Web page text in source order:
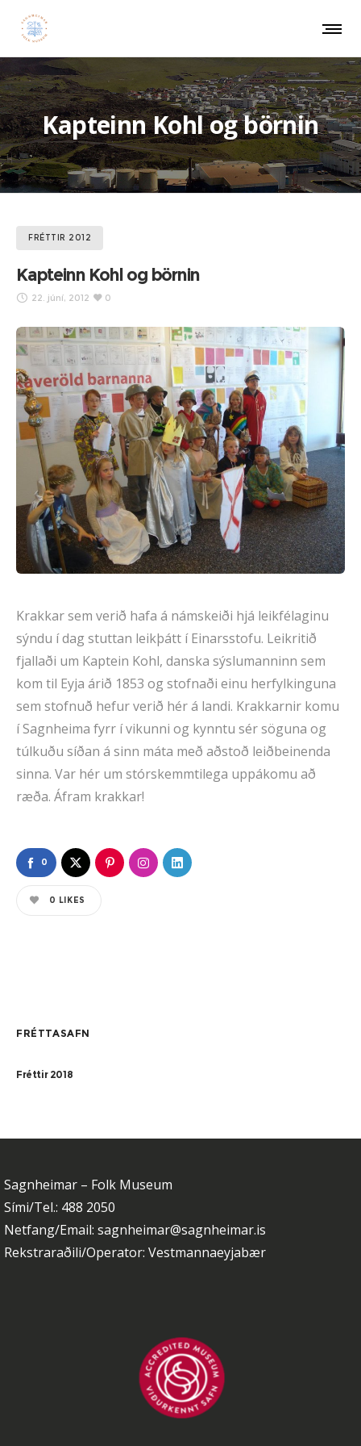
Kapteinn Kohl og börnin
FRÉTTIR 2012
Kapteinn Kohl og börnin
22. júní, 2012 0
Krakkar sem verið hafa á námskeiði hjá leikfélaginu
sýndu í dag stuttan leikþátt í Einarsstofu. Leikritið
fjallaði um Kaptein Kohl, danska sýslumanninn sem
kom til Eyja árið 1853 og stofnaði einu herfylkinguna
sem stofnuð hefur verið hér á landi. Krakkarnir komu
í Sagnheima fyrr í vikunni og kynntu sér söguna og
túlkuðu síðan á sinn máta með aðstoð leiðbeinenda
sinna. Var hér um stórskemmtilega uppákomu að
ræða. Áfram krakkar!
0
0 LIKES
FRÉTTASAFN
Fréttir 2018
Sagnheimar – Folk Museum
Sími/Tel.: 488 2050
Netfang/Email: sagnheimar@sagnheimar.is
Rekstraraðili/Operator: Vestmannaeyjabær